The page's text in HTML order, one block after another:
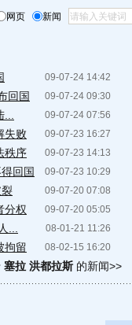
网页 新闻
09-07-24 14:42
09-07-24 09:30
回国
09-07-24 07:56
09-07-23 16:27
失败
09-07-23 14:13
秩序
09-07-23 10:29
回国
09-07-20 07:08
09-07-20 05:05
分权
08-01-21 11:26
...
08-02-15 16:20
拘留
塞拉 洪都拉斯的新闻>>